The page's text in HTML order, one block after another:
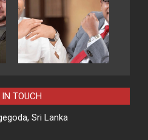
TOUCH
Sri Lanka